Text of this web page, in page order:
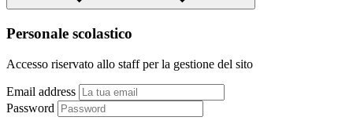
Personale scolastico
Accesso riservato allo staff per la gestione del sito
Email address
Password